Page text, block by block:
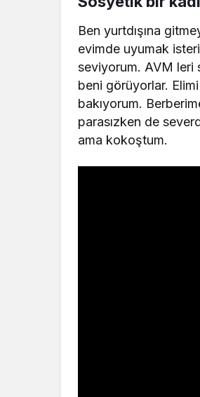
Ben yurtdışına
evimde uyumak
seviyorum. AVM leri
beni görüyorlar.
bakıyorum.
parasızken de
ama kokoştum.